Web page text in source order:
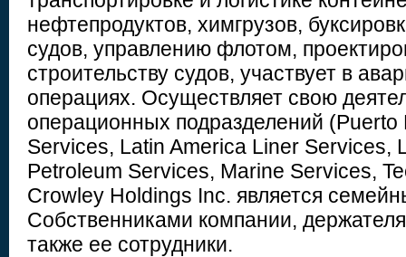
нефтепродуктов, химгрузов,
судов, управлению флотом,
строительству судов, участвует в
операциях. Осуществляет свою
операционных подразделений
Services, Latin America Liner Services,
Petroleum Services, Marine Services,
Crowley Holdings Inc. является
Собственниками компании,
также ее сотрудники.